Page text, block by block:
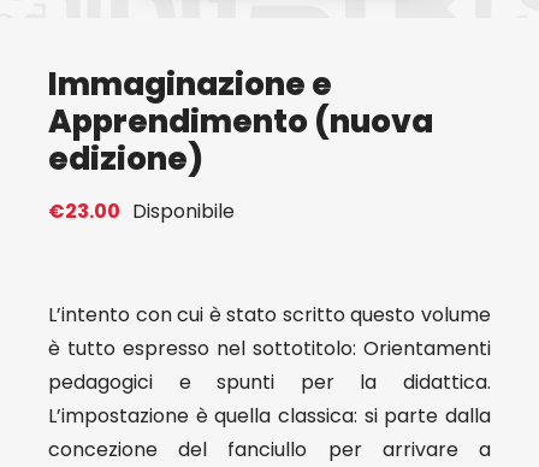
Immaginazione e
Apprendimento (nuova
edizione)
€23.00 Disponibile
L’intento con cui è stato scritto questo volume
è tutto espresso nel sottotitolo: Orientamenti
pedagogici e spunti per la didattica.
L’impostazione è quella classica: si parte dalla
concezione del fanciullo per arrivare a